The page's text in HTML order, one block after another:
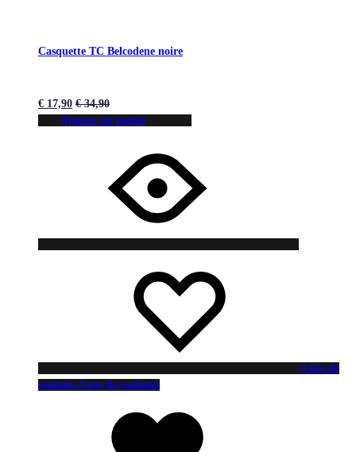
Casquette TC Belcodene noire
€ 17,90 €34,90
Ajouter au panier
Liste de
souhaits Liste de souhaits